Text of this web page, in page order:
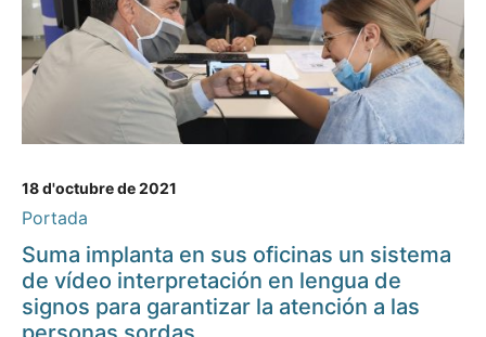
18 d'octubre de 2021
Portada
Suma implanta en sus oficinas un sistema
de vídeo interpretación en lengua de
signos para garantizar la atención a las